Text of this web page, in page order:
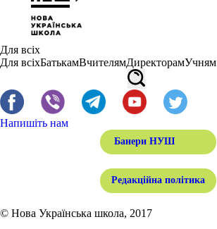
Для всіх
Для всіхБатькамВчителямДиректорамУчням
Напишіть нам
Банери НУШ
Редакційна політика
© Нова Українська школа, 2017